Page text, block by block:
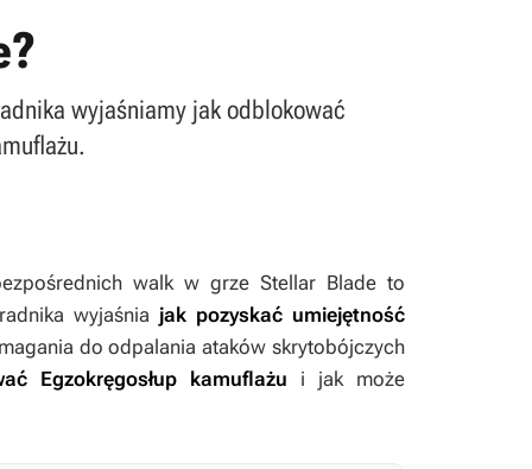
wyjaśniamy jak odblokować
walk w grze Stellar Blade to
wyjaśnia jak pozyskać umiejętność
do odpalania ataków skrytobójczych
Egzokręgosłup kamuflażu i jak może